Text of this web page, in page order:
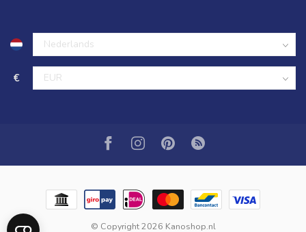
€
© Copyright 2026 Kanoshop.nl